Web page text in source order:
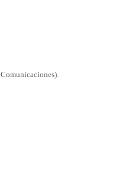
Comunicaciones).